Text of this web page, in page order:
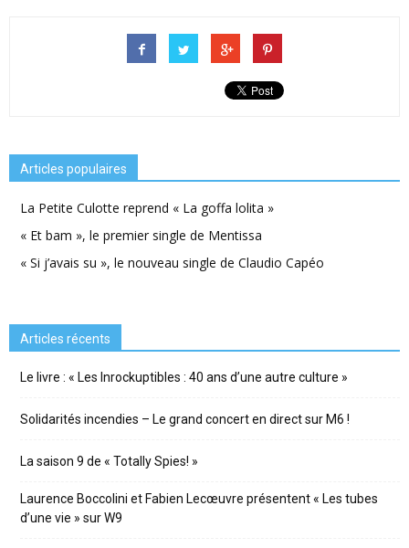
Articles populaires
La Petite Culotte reprend « La goffa lolita »
« Et bam », le premier single de Mentissa
« Si j’avais su », le nouveau single de Claudio Capéo
Articles récents
Le livre : « Les Inrockuptibles : 40 ans d’une autre culture »
Solidarités incendies – Le grand concert en direct sur M6 !
La saison 9 de « Totally Spies! »
Laurence Boccolini et Fabien Lecœuvre présentent « Les tubes
d’une vie » sur W9